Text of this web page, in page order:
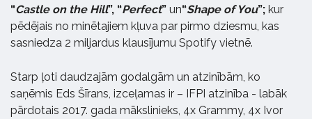
“Castle on the Hill”, “Perfect” un“Shape of You”; kur
pēdējais no minētajiem kļuva par pirmo dziesmu, kas
sasniedza 2 miljardus klausījumu Spotify vietnē.
Starp ļoti daudzajām godalgām un atzinībām, ko
saņēmis Eds Šīrans, izceļamas ir – IFPI atzinība - labāk
pārdotais 2017. gada mākslinieks, 4x Grammy, 4x Ivor